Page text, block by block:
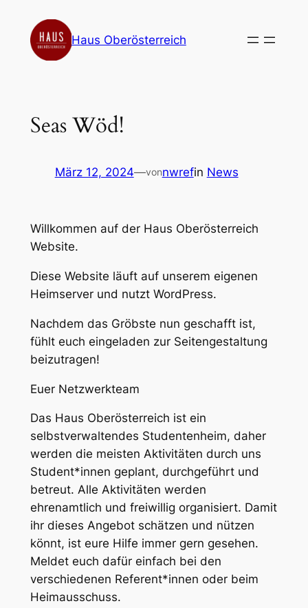
Inhalt
springen
Haus Oberösterreich
Seas Wöd!
März 12, 2024—vonnwrefin News
Willkommen auf der Haus Oberösterreich
Website.
Diese Website läuft auf unserem eigenen
Heimserver und nutzt WordPress.
Nachdem das Gröbste nun geschafft ist,
fühlt euch eingeladen zur Seitengestaltung
beizutragen!
Euer Netzwerkteam
Das Haus Oberösterreich ist ein
selbstverwaltendes Studentenheim, daher
werden die meisten Aktivitäten durch uns
Student*innen geplant, durchgeführt und
betreut. Alle Aktivitäten werden
ehrenamtlich und freiwillig organisiert. Damit
ihr dieses Angebot schätzen und nützen
könnt, ist eure Hilfe immer gern gesehen.
Meldet euch dafür einfach bei den
verschiedenen Referent*innen oder beim
Heimausschuss.